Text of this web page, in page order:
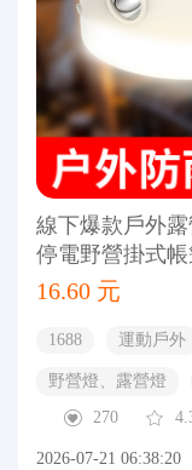
線下爆款戶外
停電野營掛式
16.60 元
1688 運動戶外
野營燈、露營燈
270
2026-07-21 06:38:20